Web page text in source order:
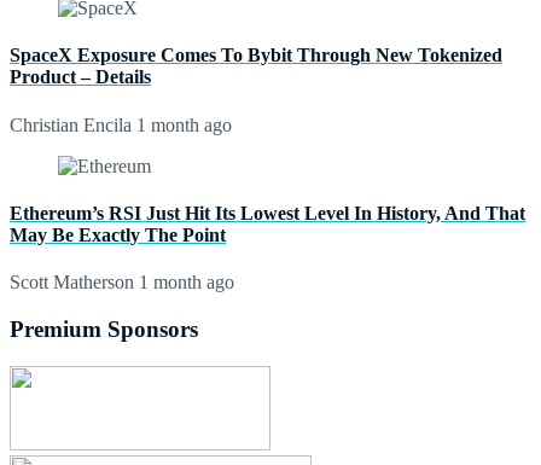
SpaceX Exposure Comes To Bybit Through New Tokenized
Product – Details
Christian Encila 1 month ago
Ethereum’s RSI Just Hit Its Lowest Level In History, And That
May Be Exactly The Point
Scott Matherson 1 month ago
Premium Sponsors